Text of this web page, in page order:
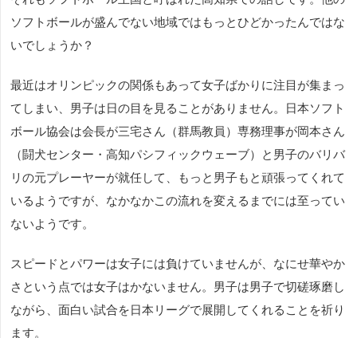
ソフトボールが盛んでない地域ではもっとひどかったんではな
いでしょうか？
最近はオリンピックの関係もあって女子ばかりに注目が集まっ
てしまい、男子は日の目を見ることがありません。日本ソフト
ボール協会は会長が三宅さん（群馬教員）専務理事が岡本さん
（闘犬センター・高知パシフィックウェーブ）と男子のバリバ
リの元プレーヤーが就任して、もっと男子もと頑張ってくれて
いるようですが、なかなかこの流れを変えるまでには至ってい
ないようです。
スピードとパワーは女子には負けていませんが、なにせ華やか
さという点では女子はかないません。男子は男子で切磋琢磨し
ながら、面白い試合を日本リーグで展開してくれることを祈り
ます。